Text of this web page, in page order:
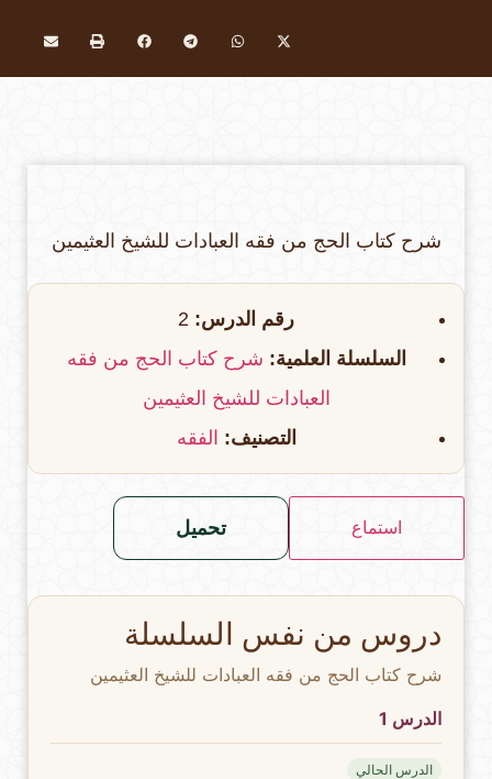
شرح كتاب الحج من فقه العبادات للشيخ العثيمين
رقم الدرس: 2
السلسلة العلمية: شرح كتاب الحج من فقه
العبادات للشيخ العثيمين
التصنيف: الفقه
استماع تحميل
دروس من نفس السلسلة
شرح كتاب الحج من فقه العبادات للشيخ العثيمين
الدرس 1
الدرس الحالي